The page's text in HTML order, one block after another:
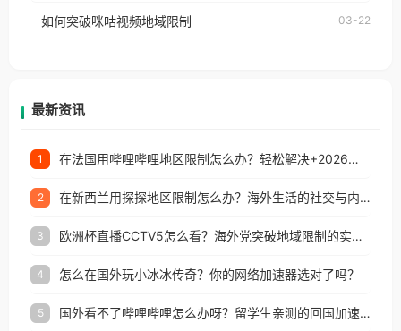
户收听网易云音乐地区版权限制」的问题，无论人在
如何突破咪咕视频地域限制 03-22
最新资讯
1 在法国用哔哩哔哩地区限制怎么办？轻松解决+2026世界杯看球攻略
2 在新西兰用探探地区限制怎么办？海外生活的社交与内容之困
3 欧洲杯直播CCTV5怎么看？海外党突破地域限制的实用指南
4 怎么在国外玩小冰冰传奇？你的网络加速器选对了吗？
5 国外看不了哔哩哔哩怎么办呀？留学生亲测的回国加速全攻略（含酷我音乐渤海银行解决方法）